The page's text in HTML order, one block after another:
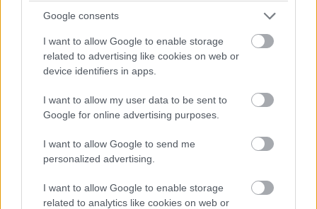
Google consents
I want to allow Google to enable storage
related to advertising like cookies on web or
device identifiers in apps.
I want to allow my user data to be sent to
Google for online advertising purposes.
I want to allow Google to send me
personalized advertising.
I want to allow Google to enable storage
related to analytics like cookies on web or